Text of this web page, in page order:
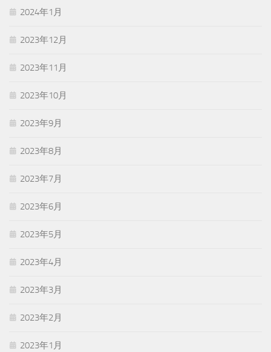
2024年1月
2023年12月
2023年11月
2023年10月
2023年9月
2023年8月
2023年7月
2023年6月
2023年5月
2023年4月
2023年3月
2023年2月
2023年1月